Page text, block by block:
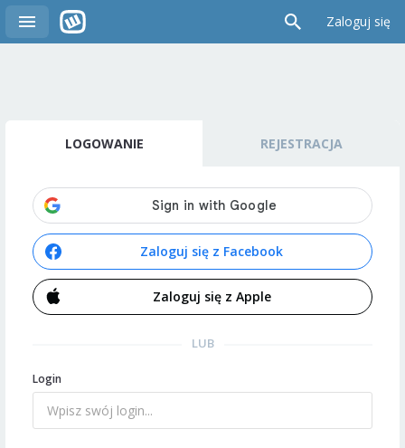
Zaloguj się
LOGOWANIE REJESTRACJA
Zaloguj się z Facebook
Zaloguj się z Apple
LUB
Login